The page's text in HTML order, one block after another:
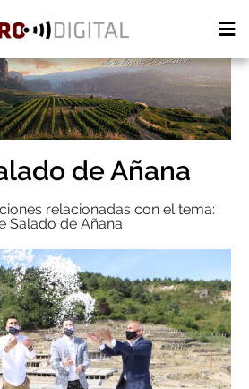
de Añana
relacionadas con el tema:
Salado de Añana